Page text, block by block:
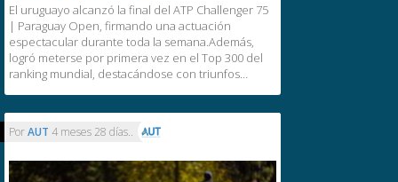
El uruguayo alcanzó la final del ATP Challenger 75
| Paraguay Open, firmando una actuación
espectacular durante toda la semana.Además,
logró meterse por primera vez en el Top 300 del
ranking mundial, destacándose con triunfos…
PorAUT 4 meses 28 días..